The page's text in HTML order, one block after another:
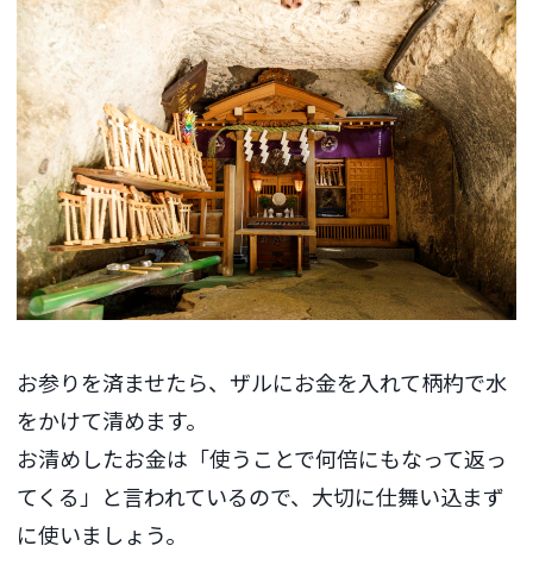
お参りを済ませたら、ザルにお金を入れて柄杓で水
をかけて清めます。
お清めしたお金は「使うことで何倍にもなって返っ
てくる」と言われているので、大切に仕舞い込まず
に使いましょう。